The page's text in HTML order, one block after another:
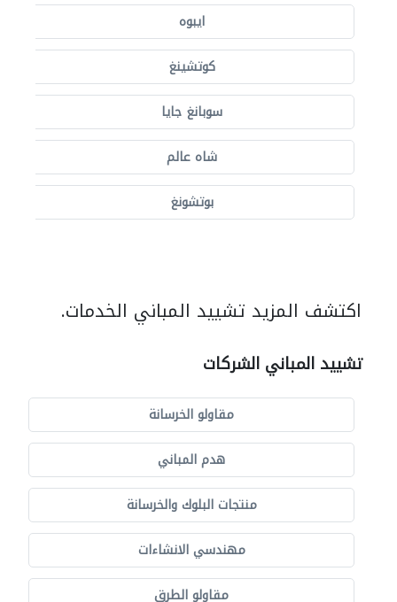
ايبوه
كوتشينغ
سوبانغ جايا
شاه عالم
بوتشونغ
اكتشف المزيد تشييد المباني الخدمات.
تشييد المباني الشركات
مقاولو الخرسانة
هدم المباني
منتجات البلوك والخرسانة
مهندسي الانشاءات
مقاولو الطرق